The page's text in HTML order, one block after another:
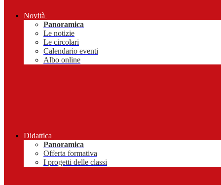
Novità
Panoramica
Le notizie
Le circolari
Calendario eventi
Albo online
Didattica
Panoramica
Offerta formativa
I progetti delle classi